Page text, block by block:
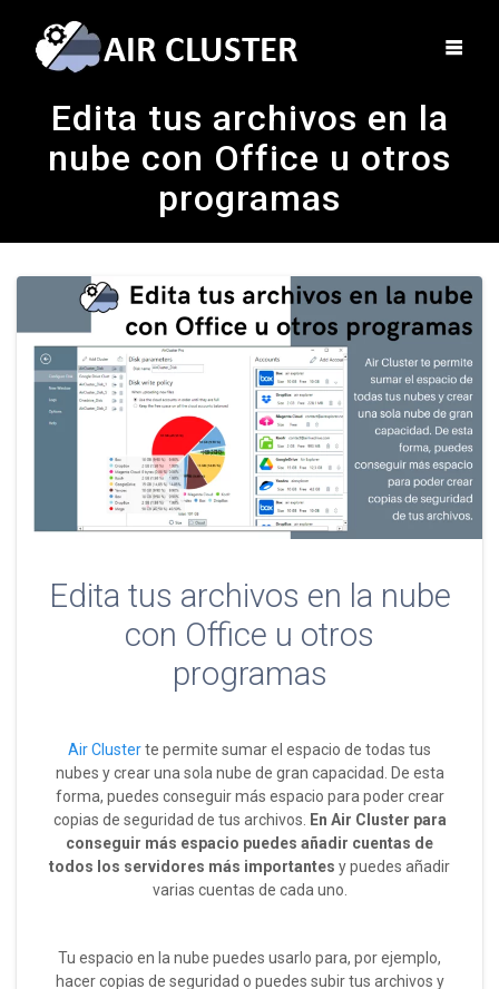
Edita tus archivos en la
nube con Office u otros
programas
Edita tus archivos en la nube
con Office u otros
programas
Air Clusterte permite sumar el espacio de todas tus
nubes y crear una sola nube de gran capacidad. De esta
forma, puedes conseguir más espacio para poder crear
copias de seguridad de tus archivos. En Air Cluster para
conseguir más espacio puedes añadir cuentas de
todos los servidores más importantes y puedes añadir
varias cuentas de cada uno.
Tu espacio en la nube puedes usarlo para, por ejemplo,
hacer copias de seguridad o puedes subir tus archivos y